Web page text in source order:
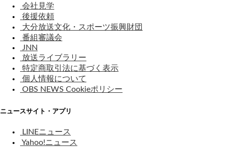
会社見学
後援依頼
大分放送文化・スポーツ振興財団
番組審議会
JNN
放送ライブラリー
特定商取引法に基づく表示
個人情報について
OBS NEWS Cookieポリシー
ニュースサイト・アプリ
LINEニュース
Yahoo!ニュース